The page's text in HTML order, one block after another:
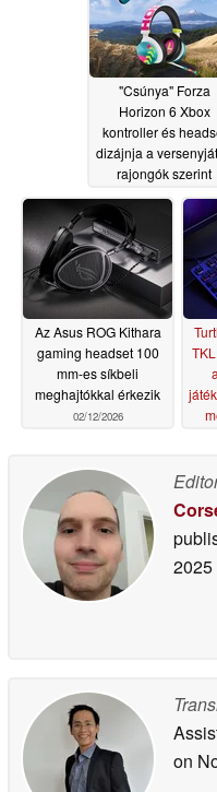
"Csúnya" Forza
Horizon 6 Xbox
kontroller és
dizájnja a
rajongók szerint
04/21/2026
Az Asus ROG Kithara
gaming headset 100
mm-es síkbeli
meghajtókkal érkezik
02/12/2026
2025
on